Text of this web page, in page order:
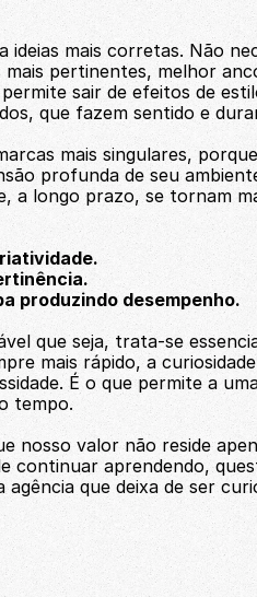
ideias mais corretas. Não
pertinentes, melhor
permite sair de efeitos de
que fazem sentido e
mais singulares,
profunda de seu
a longo prazo, se tornam
produzindo desempenho.
que seja, trata-se
mais rápido, a
É o que permite a
tempo.
nosso valor não reside
continuar aprendendo,
que deixa de ser